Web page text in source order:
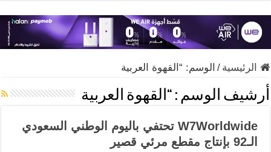
الرئيسية / الوسم: “القهوة العربية
أرشيف الوسم : “القهوة العربية
W7Worldwide تحتفي باليوم الوطني السعودي
الـ92 بإنتاج مقطع مرئي قصير